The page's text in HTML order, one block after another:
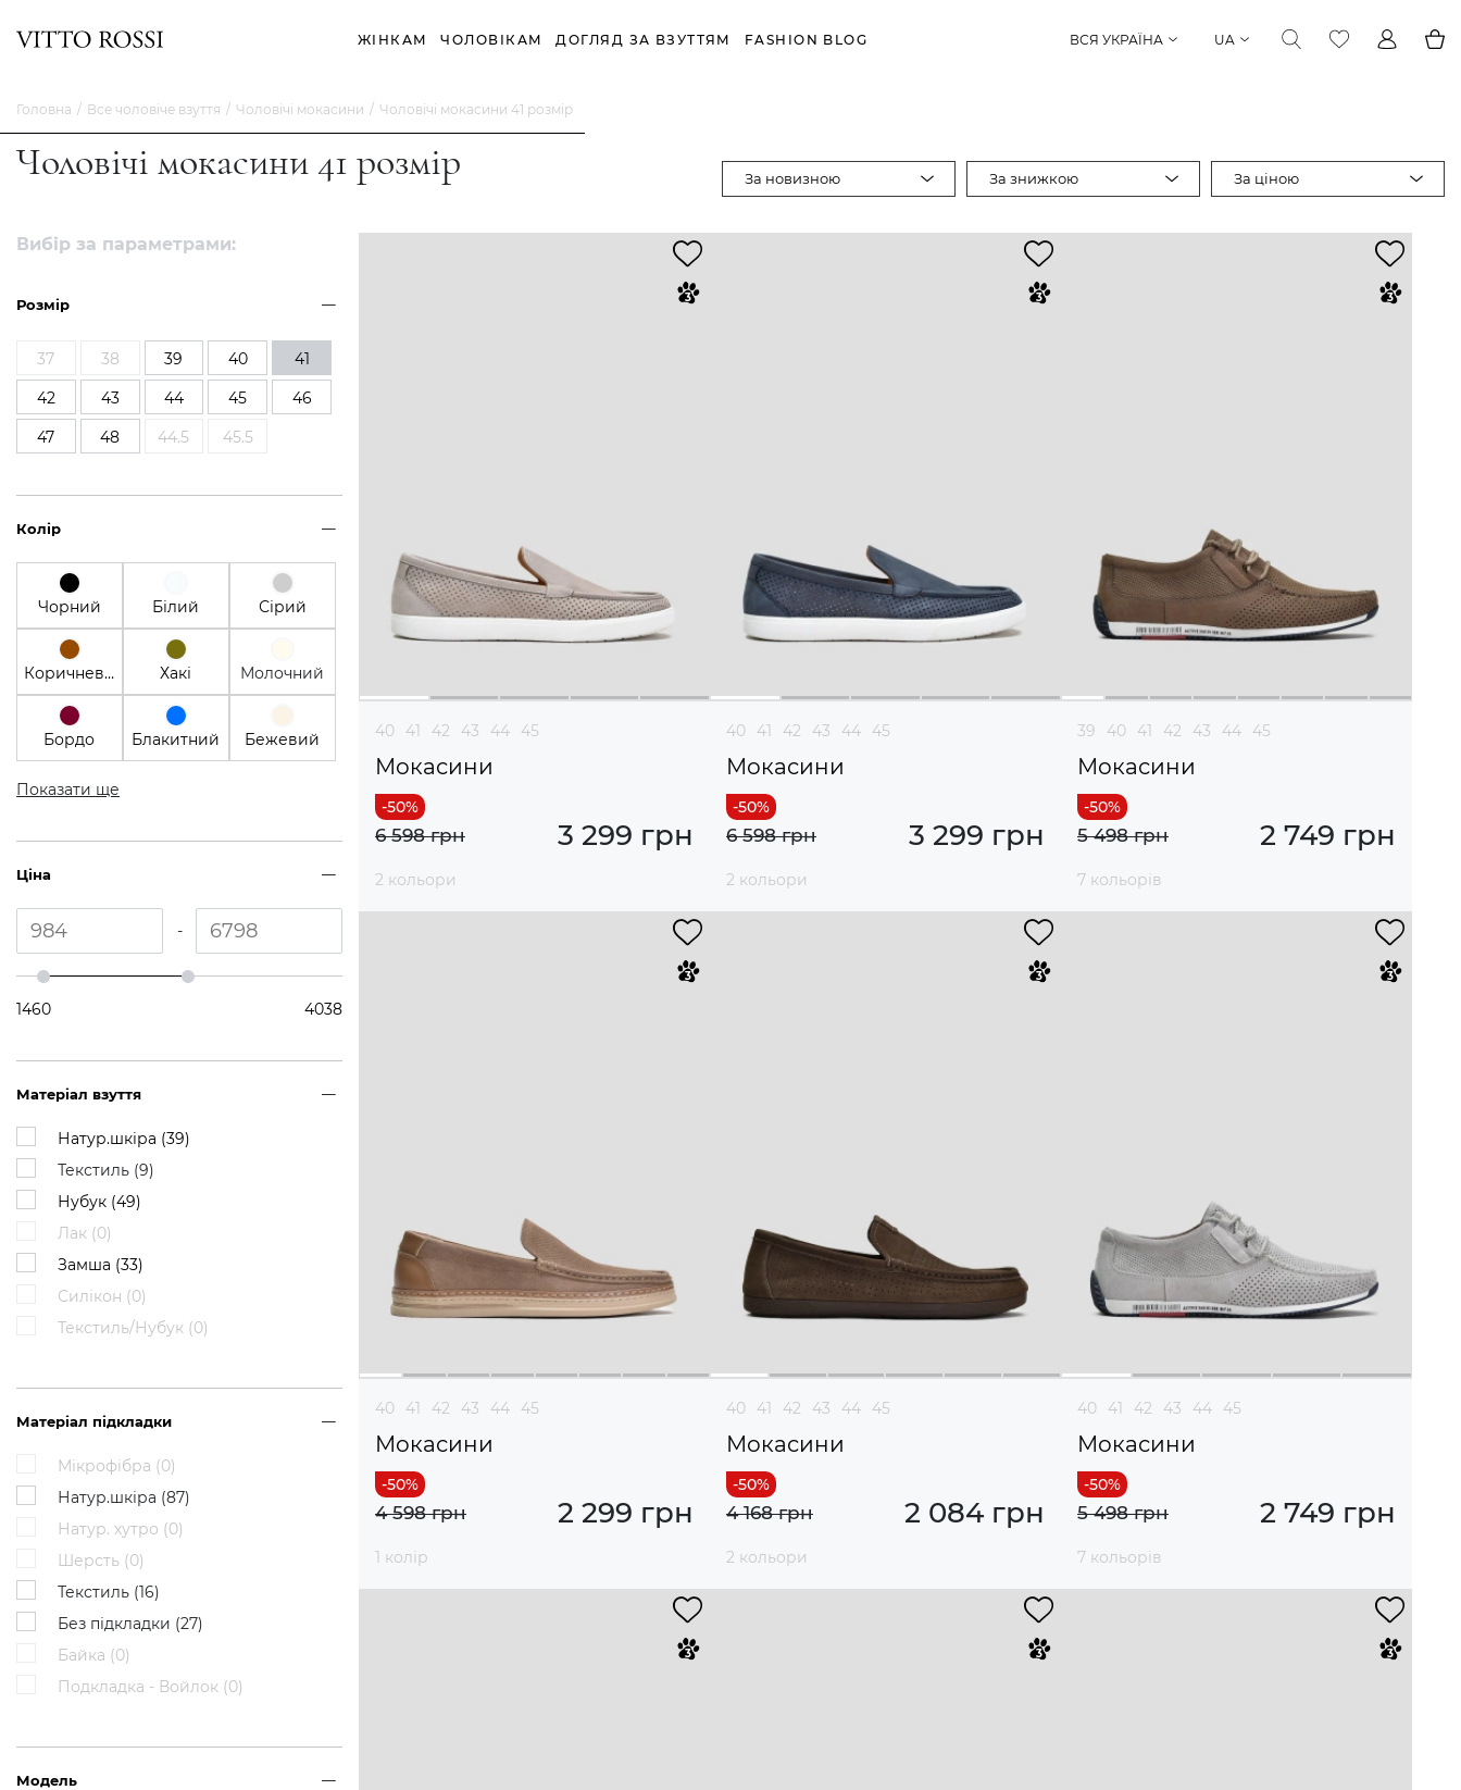
ЖІНКАМ ЧОЛОВІКАМ ДОГЛЯД ЗА ВЗУТТЯМ FASHION BLOG ВСЯ УКРАЇНА UA
Головна Все чоловіче взуття Чоловічі мокасини Чоловічі мокасини 41 розмір
Чоловічі мокасини 41 розмір За новизною За знижкою За ціною
Вибір за параметрами:
Розмір
37 38 39 40
41
42
43 44 45
46
47
48 44.5 45.5
Колір
Чорний Білий Сірий
Коричневий Хакі Молочний
Бордо Блакитний Бежевий
Показати ще
Ціна
-
1460 4038
Матеріал взуття
Натур.шкіра (39)
Текстиль (9)
Нубук (49)
Лак (0)
Замша (33)
Силікон (0)
Текстиль/Нубук (0)
Матеріал підкладки
Мікрофібра (0)
Натур.шкіра (87)
Натур. хутро (0)
Шерсть (0)
Текстиль (16)
Без підкладки (27)
Байка (0)
Подкладка - Войлок (0)
Модель
40 41 42 43 44 45
Мокасини
3 299 грн
6 598 грн
2 кольори
40 41 42 43 44 45
Мокасини
3 299 грн
6 598 грн
2 кольори
39 40 41 42 43 44 45
Мокасини
2 749 грн
5 498 грн
7 кольорів
40 41 42 43 44 45
Мокасини
2 299 грн
4 598 грн
1 колір
40 41 42 43 44 45
Мокасини
2 084 грн
4 168 грн
2 кольори
40 41 42 43 44 45
Мокасини
2 749 грн
5 498 грн
7 кольорів